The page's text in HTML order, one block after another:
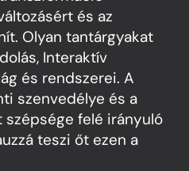
és az
Olyan tantárgyakat
Interaktív
és rendszerei. A
szenvedélye és a
felé irányuló
teszi őt ezen a